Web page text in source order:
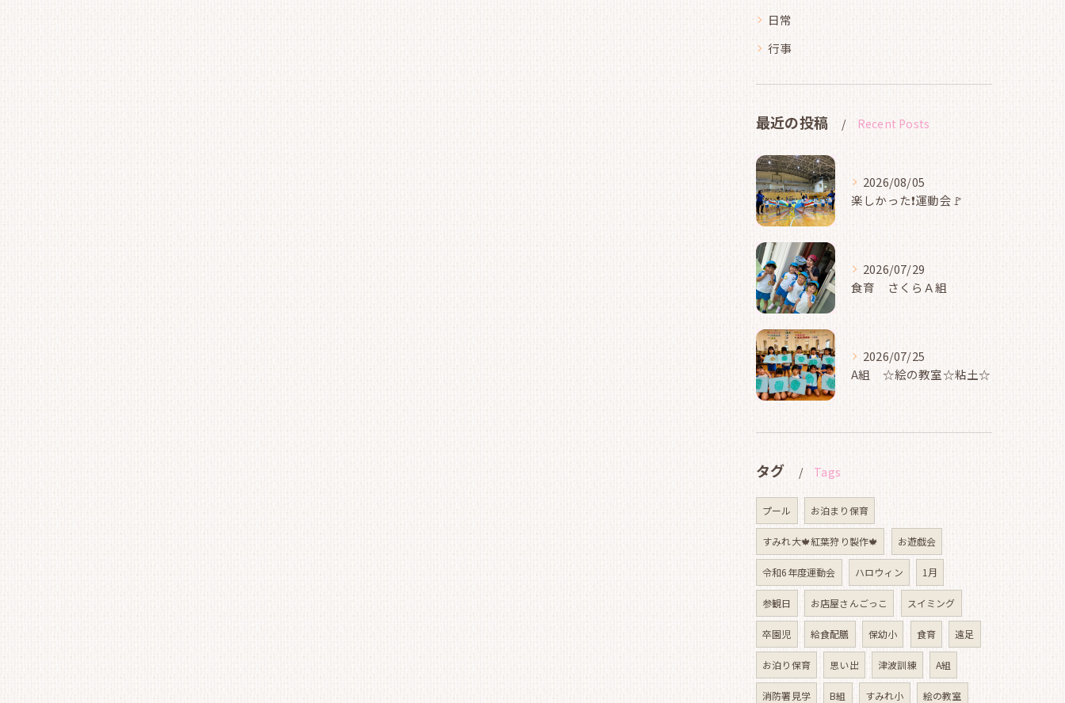
日常
行事
最近の投稿 Recent Posts
2026/08/05
楽しかった❗運動会🚩
2026/07/29
食育 さくらＡ組
2026/07/25
A組 ☆絵の教室☆粘土☆
タグ Tags
プール お泊まり保育
すみれ大🍁紅葉狩り製作🍁 お遊戯会
令和6年度運動会 ハロウィン 1月
参観日 お店屋さんごっこ スイミング
卒園児 給食配膳 保幼小 食育 遠足
お泊り保育 思い出 津波訓練 A組
消防署見学 B組 すみれ小 絵の教室